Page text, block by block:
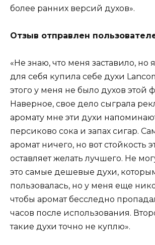
более ранних версий духов».
Отзыв отправлен
«Не знаю, что меня заставило,
для себя купила себе духи
этого у меня не было духов этой
Наверное, свое дело сыграла
аромату мне эти духи
персиково сока и запах сигар.
аромат ничего, но вот стойкость
оставляет желать лучшего. Не
это самые дешевые духи,
пользовалась, но у меня еще
чтобы аромат бесследно
часов после использования.
такие духи точно не куплю».